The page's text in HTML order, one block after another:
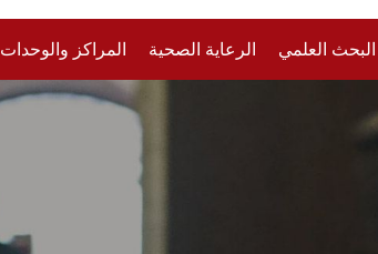
البحث العلمي الرعاية الصحية المراكز والوحدات